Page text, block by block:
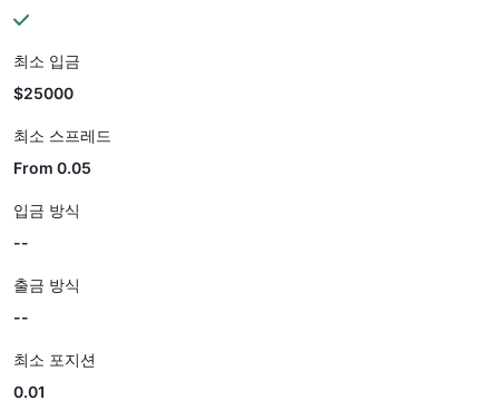
최소 입금
$25000
최소 스프레드
From 0.05
입금 방식
--
출금 방식
--
최소 포지션
0.01